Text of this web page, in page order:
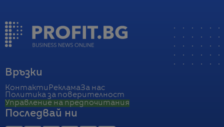
Връзки
Контакти РекламаЗа нас
Политика за поверителност
Управление на предпочитания
Последвай ни